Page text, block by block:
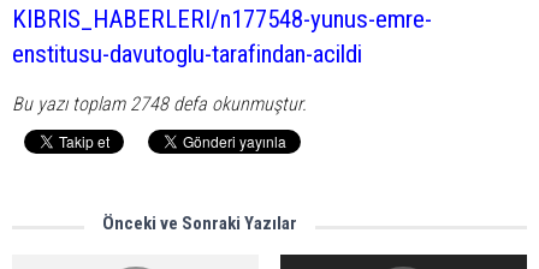
KIBRIS_HABERLERI/n177548-yunus-emre-
enstitusu-davutoglu-tarafindan-acildi
Bu yazı toplam 2748 defa okunmuştur.
Önceki ve Sonraki Yazılar